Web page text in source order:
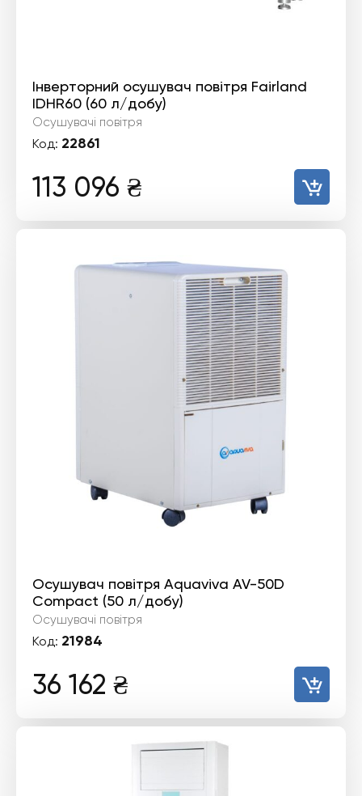
Інверторний осушувач повітря Fairland
IDHR60 (60 л/добу)
Осушувачі повітря
Код: 22861
113 096 ₴
Осушувач повітря Aquaviva AV-50D
Compact (50 л/добу)
Осушувачі повітря
Код: 21984
36 162 ₴